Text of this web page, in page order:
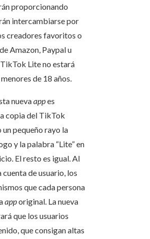
proporcionando
intercambiarse por
creadores favoritos o
Amazon, Paypal u
Lite no estará
de 18 años.
nuevaappes
copia del TikTok
pequeño rayo la
y la palabra “Lite” en
El resto es igual. Al
cuenta de usuario, los
que cada persona
apporiginal. La nueva
que los usuarios
que consigan altas